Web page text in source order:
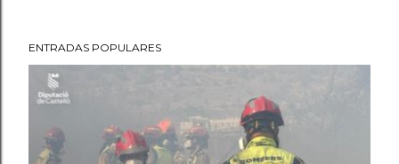
ENTRADAS POPULARES